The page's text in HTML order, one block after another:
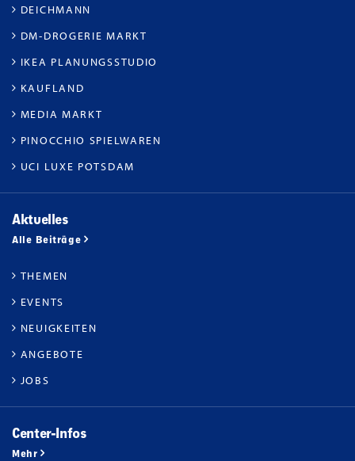
DEICHMANN
DM-DROGERIE MARKT
IKEA PLANUNGSSTUDIO
KAUFLAND
MEDIA MARKT
PINOCCHIO SPIELWAREN
UCI LUXE POTSDAM
Aktuelles
Alle Beiträge
THEMEN
EVENTS
NEUIGKEITEN
ANGEBOTE
JOBS
Center-Infos
Mehr